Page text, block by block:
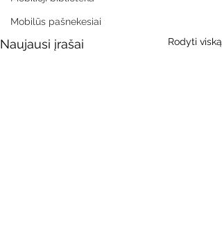
Mobilūs pašnekesiai
Naujausi įrašai Rodyti viską